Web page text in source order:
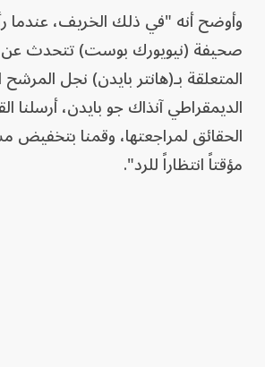
وأوضح أنه "في ذلك الخريف، عندما
صحيفة (نيويورك بوست) تتحدث عن
المتعلقة بـ(هانتر بايدن) نجل المرشح
الديمقراطي آنذاك جو بايدن،
الحقائق لمراجعتها، وقمنا
مؤقتاً انتظاراً للرد".